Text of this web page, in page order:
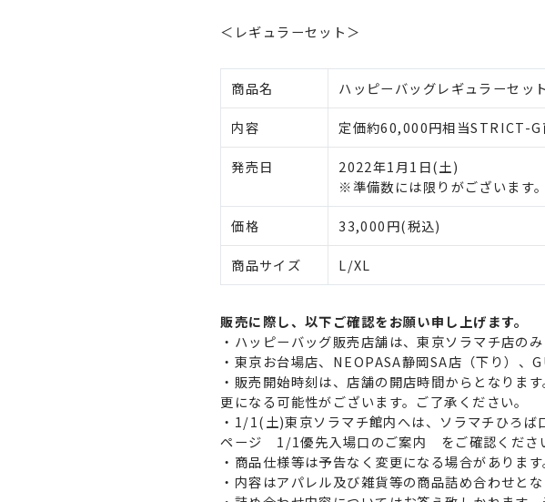
＜レギュラーセット＞
商品名 ハッピーバッグレギュラーセット
内容 定価約60,000円相当STRICT-G
発売日
2022年1月1日(土)
※準備数には限りがございます
価格 33,000円(税込)
商品サイズ L/XL
販売に際し、以下ご確認をお願い申し上げます。
・ハッピーバッグ販売店舗は、東京ソラマチ店のみ
・東京お台場店、NEOPASA静岡SA店（下り）、
・販売開始時刻は、店舗の開店時間からとなりま
更になる可能性がございます。ご了承ください。
・1/1(土)東京ソラマチ館内へは、ソラマチひろ
ページ 1/1優先入場口のご案内 をご確認くださ
・商品仕様等は予告なく変更になる場合があります
・内容はアパレル及び雑貨等の商品詰め合わせと